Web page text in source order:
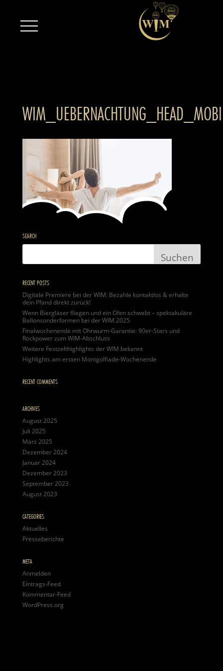
SEARCH
RECENT POSTS
Digitale Premiere bei der WIM: Bezahle kontaktlos & erhalte
dein Pfand direkt zurück!
Wenn Biergläser fliegen und ein Ofen schwebt – spektakuläre
Ballonsonderformen bei der WIM 2025
Finalwochenende mit Ohrwurm-Garantie: 90er-Stars und
Rockpower zum WIM-Abschluss
Weitere Festzelthighlights der WIM bekannt
Highlights am ersten Montgolfiade-Wochenende
RECENT COMMENTS
ARCHIVES
August 2025
Juli 2025
März 2025
Dezember 2024
Januar 2024
Dezember 2023
September 2023
August 2023
CATEGORIES
Aktuelles
Presseberichte
META
Anmelden
Eintrags-Feed
Kommentar-Feed
WordPress.org